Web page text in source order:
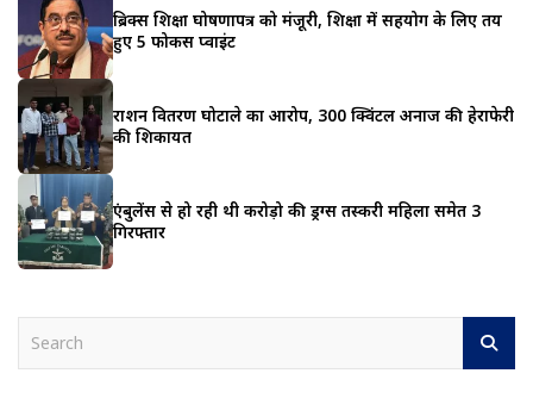
ब्रिक्स शिक्षा घोषणापत्र को मंजूरी, शिक्षा में सहयोग के लिए तय
हुए 5 फोकस प्वाइंट
राशन वितरण घोटाले का आरोप, 300 क्विंटल अनाज की हेराफेरी
की शिकायत
एंबुलेंस से हो रही थी करोड़ो की ड्रग्स तस्करी महिला समेत 3
गिरफ्तार